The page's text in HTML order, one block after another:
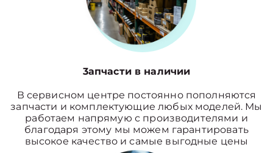
3апчасти в наличии
В сервисном центре постоянно пополняются
запчасти и комплектующие любых моделей. Мы
работаем напрямую с производителями и
благодаря этому мы можем гарантировать
высокое качество и самые выгодные цены